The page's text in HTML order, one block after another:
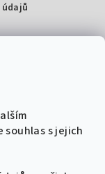
s jejich